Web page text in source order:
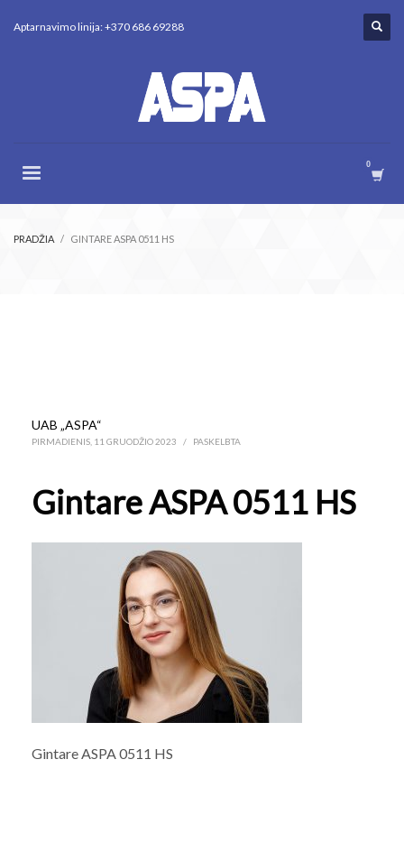
Aptarnavimo linija: +370 686 69288
PRADŽIA GINTARE ASPA 0511 HS
UAB „ASPA“
PIRMADIENIS, 11 GRUODŽIO 2023 / PASKELBTA
Gintare ASPA 0511 HS
Gintare ASPA 0511 HS